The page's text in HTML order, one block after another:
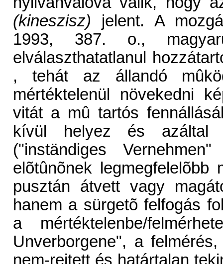
(kineszisz) jelent. A
1993, 387. o.,
elválaszthatatlanul
, tehát az állandó
mértéktelenül növekedni
vitát a mû tartós
kívül helyez és azáltal
("inständiges
elõtûnõnek
pusztán átvett vagy
hanem a sürgetõ felfogás
a mértéktelenbe/
Unverborgene", a
nem-rejtett és határtalan